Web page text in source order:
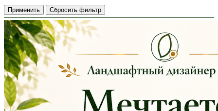
Применить Сбросить фильтр